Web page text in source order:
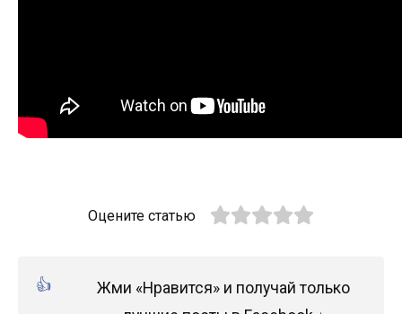
Оцените статью
Жми «Нравится» и получай только